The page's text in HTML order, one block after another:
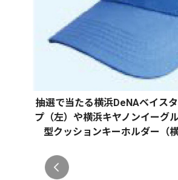
抽選で当たる横浜DeNAベイス
プ（左）や横浜キヤノンイーグ
型クッションキーホルダー（横